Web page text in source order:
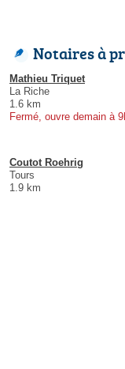
Notaires à
Mathieu Triquet
La Riche
1.6 km
Fermé, ouvre demain à
Coutot Roehrig
Tours
1.9 km